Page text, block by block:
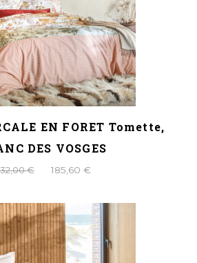
EN FORET Tomette,
DES VOSGES
€ 185,60 €